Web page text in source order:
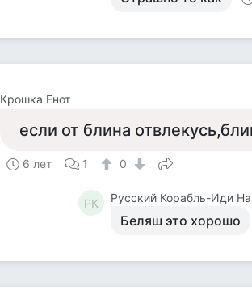
Крошка Енот
если от блина
6 лет 1 0
РК Русский Корабль-Иди
Беляш это хорошо